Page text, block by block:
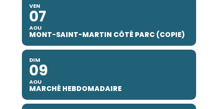
VEN
07
AOU
MONT-SAINT-MARTIN CÔTÉ PARC (COPIE)
DIM
09
AOU
MARCHÉ HEBDOMADAIRE